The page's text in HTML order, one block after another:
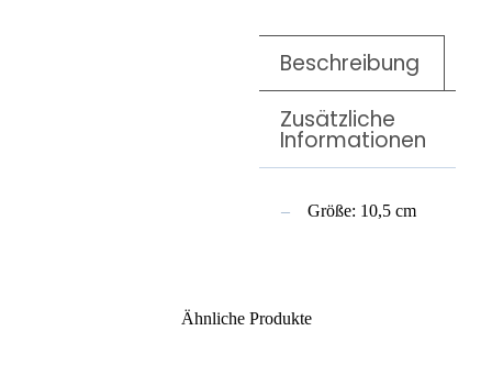
Beschreibung
Zusätzliche
Informationen
Größe: 10,5 cm
Ähnliche Produkte